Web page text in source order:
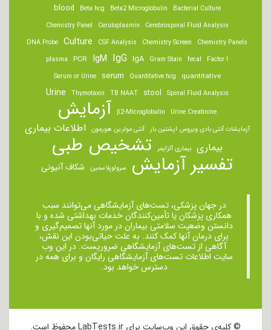
Bacterial Culture
Beta2 Microglobulin
Beta hcg
blood
Cerebrospinal Fluid Analysis
Ceruloplasmin
Chemistry Panel
Chemistry Panels
Chemistry Screen
CSF Analysis
Culture
DNA Probe
Factor I
fecal
Gram Stain
IgA
IgG
IgM
PCR
plasma
quantitative
Quantitative hcg
serum
Serum or Urine
Spinal Fluid Analysis
stool
TB NAAT
Thymotaxin
Urine
Urine Creatinine
β2-Microglobulin آزمایش
آزمایشات آنتی بادی ویروس اپشتین بار آنتی مولرین هورمون اطلاعات بیماری
بیماری بیماری آلزایمر تشخیص طبی
تفسیر آزمایش سرولوپلاسمین شکاف آنیونی
در جهان پزشکی، تست‌های آزمایشگاهی می‌توانند سبب
همکاری پزشکان یا تأمین‌کنندگان خدمات بهداشتی شده و با
دانستن وضعیت سلامتی بیماران در مورد آنها تصمیم‌گیری و
برای درمان ‌آنها کمک کنند. به علت حیاتی‌بودن این نقش،
آگاهی از تست‌های آزمایشگاهی ضروریست. در این وب
سایت اطلاعات تست‌های آزمایشگاهی رایگان و برای همه در
دسترس خواهد بود.
© کلیه‌ی حقوق این وب‌سایت برای LabTests.ir محفوظ است.